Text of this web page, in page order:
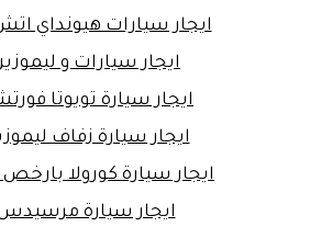
ايجار سيارات هيونداي
ايجار سيارات و
ايجار سيارة تويوتا
ايجار سيارة زفاف
ايجار سيارة كورولا
ايجار سيارة